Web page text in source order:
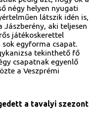
négy helyen nyugati
látszik idén is,
Jászberény, aki teljesen
játékoskerettel
egyforma csapat.
tekinthető fő
csapatnak egyenlő
a Veszprémi
a tavalyi szezont